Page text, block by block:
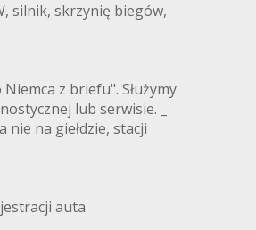
silnik, skrzynię biegów,
z briefu". Służymy
lub serwisie. _
na giełdzie, stacji
auta